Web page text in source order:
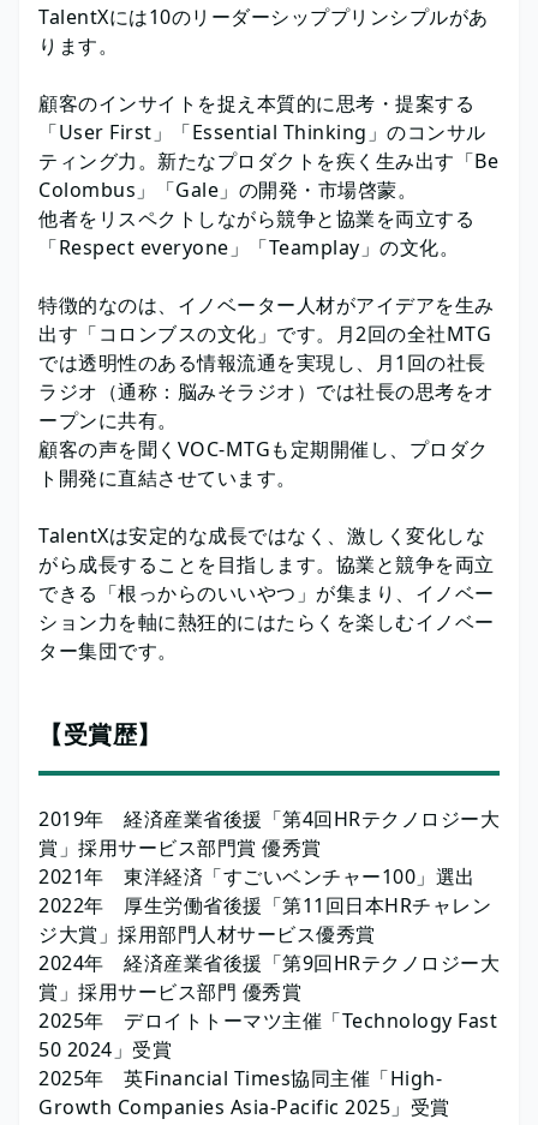
TalentXには10のリーダーシッププリンシプルがあ
ります。
顧客のインサイトを捉え本質的に思考・提案する
「User First」「Essential Thinking」のコンサル
ティング力。新たなプロダクトを疾く生み出す「Be
Colombus」「Gale」の開発・市場啓蒙。
他者をリスペクトしながら競争と協業を両立する
「Respect everyone」「Teamplay」の文化。
特徴的なのは、イノベーター人材がアイデアを生み
出す「コロンブスの文化」です。月2回の全社MTG
では透明性のある情報流通を実現し、月1回の社長
ラジオ（通称：脳みそラジオ）では社長の思考をオ
ープンに共有。
顧客の声を聞くVOC-MTGも定期開催し、プロダク
ト開発に直結させています。
TalentXは安定的な成長ではなく、激しく変化しな
がら成長することを目指します。協業と競争を両立
できる「根っからのいいやつ」が集まり、イノベー
ション力を軸に熱狂的にはたらくを楽しむイノベー
ター集団です。
【受賞歴】
2019年 経済産業省後援「第4回HRテクノロジー大
賞」採用サービス部門賞 優秀賞
2021年 東洋経済「すごいベンチャー100」選出
2022年 厚生労働省後援「第11回日本HRチャレン
ジ大賞」採用部門人材サービス優秀賞
2024年 経済産業省後援「第9回HRテクノロジー大
賞」採用サービス部門 優秀賞
2025年 デロイトトーマツ主催「Technology Fast
50 2024」受賞
2025年 英Financial Times協同主催「High-
Growth Companies Asia-Pacific 2025」受賞